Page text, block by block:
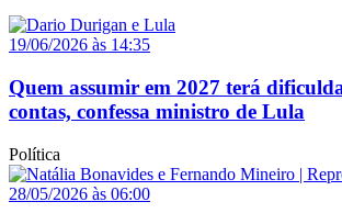
19/06/2026 às 14:35
Quem assumir em 2027 terá
contas, confessa ministro de Lula
Política
28/05/2026 às 06:00